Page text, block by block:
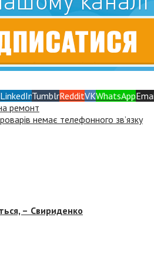
LinkedInTumblrRedditVKWhatsApp
ремонт
немає телефонного зв’язку
– Свириденко